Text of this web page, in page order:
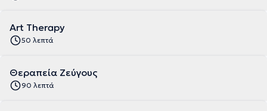
Art Therapy
50 λεπτά
Θεραπεία Ζεύγους
90 λεπτά